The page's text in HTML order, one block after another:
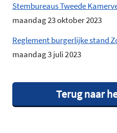
Stembureaus Tweede
maandag 23 oktober 2023
Reglement burgerlijke stand
maandag 3 juli 2023
Terug naar